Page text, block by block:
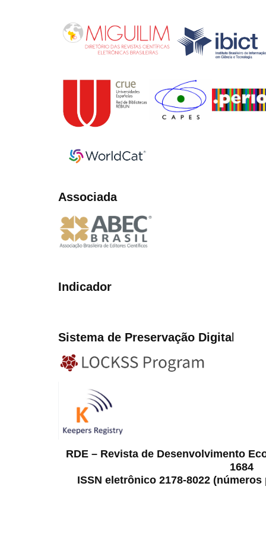
Associada
Indicador
Sistema de Preservação Digital
RDE – Revista de Desenvolvimento
1684
ISSN eletrônico 2178-8022